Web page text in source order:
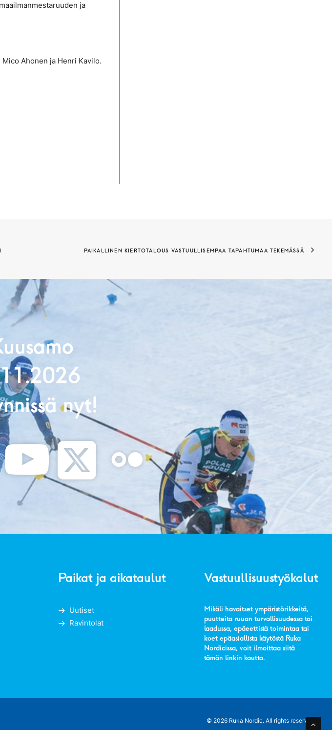
ja
Ahonen ja Henri Kavilo.
PAIKALLINEN KIERTOTALOUS VASTUULLISEMPAA TAPAHTUMAA TEKEMÄSSÄ
nyt!
Paikat ja aikataulut
Uutiset
Ravintolat
Vastuullisuustyökalut
Mikäli havaitset ympäristörikkeitä,
puutteita ruuan turvallisuudessa tai
laadussa, epäeettistä toimintaa tai
koet epäasiallista käytöstä Ruka
Nordicissa, voit ilmoittaa siitä
tämän linkin kautta.
© 2026 Ruka Nordic. All rights reserved